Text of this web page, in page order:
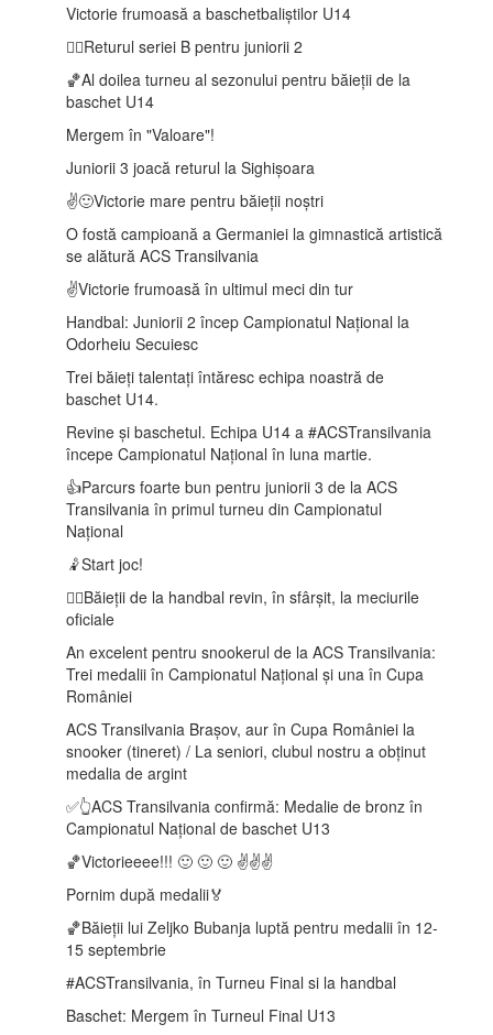
Victorie frumoasă a baschetbaliștilor U14
🤾‍♂️Returul seriei B pentru juniorii 2
🏀Al doilea turneu al sezonului pentru băieții de la
baschet U14
Mergem în "Valoare"!
Juniorii 3 joacă returul la Sighișoara
✌️🙂Victorie mare pentru băieții noștri
O fostă campioană a Germaniei la gimnastică artistică
se alătură ACS Transilvania
✌️Victorie frumoasă în ultimul meci din tur
Handbal: Juniorii 2 încep Campionatul Național la
Odorheiu Secuiesc
Trei băieți talentați întăresc echipa noastră de
baschet U14.
Revine și baschetul. Echipa U14 a #ACSTransilvania
începe Campionatul Național în luna martie.
👍Parcurs foarte bun pentru juniorii 3 de la ACS
Transilvania în primul turneu din Campionatul
Național
🤾Start joc!
🤾‍♂️Băieții de la handbal revin, în sfârșit, la meciurile
oficiale
An excelent pentru snookerul de la ACS Transilvania:
Trei medalii în Campionatul Național și una în Cupa
României
ACS Transilvania Brașov, aur în Cupa României la
snooker (tineret) / La seniori, clubul nostru a obținut
medalia de argint
✅👆ACS Transilvania confirmă: Medalie de bronz în
Campionatul Național de baschet U13
🏀Victorieeee!!! 🙂 🙂 🙂 ✌️✌️✌️
Pornim după medalii🏅
🏀Băieții lui Zeljko Bubanja luptă pentru medalii în 12-
15 septembrie
️#ACSTransilvania, în Turneu Final si la handbal
Baschet: Mergem în Turneul Final U13